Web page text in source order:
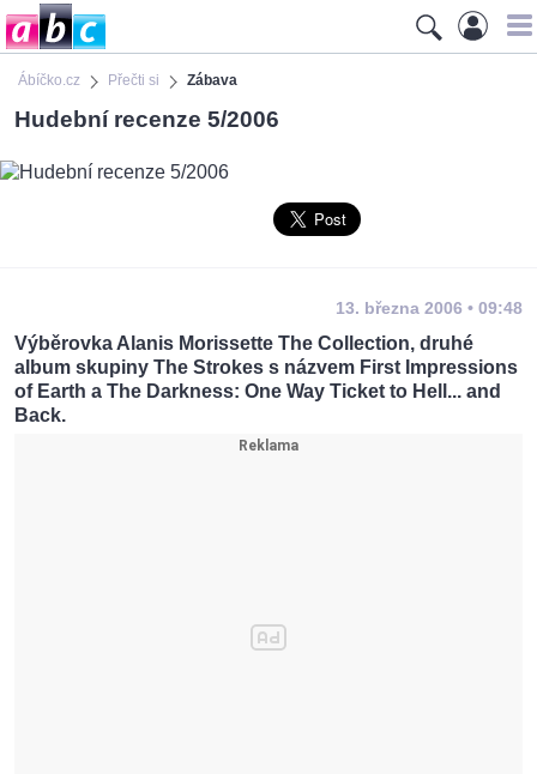
Ábíčko.cz Přečti si Zábava
Hudební recenze 5/2006
13. března 2006 • 09:48
Výběrovka Alanis Morissette The Collection, druhé
album skupiny The Strokes s názvem First Impressions
of Earth a The Darkness: One Way Ticket to Hell... and
Back.